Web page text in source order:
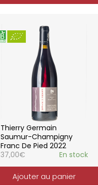
Thierry Germain
Saumur-Champigny
Franc De Pied 2022
37,00€ En stock
Ajouter au panier